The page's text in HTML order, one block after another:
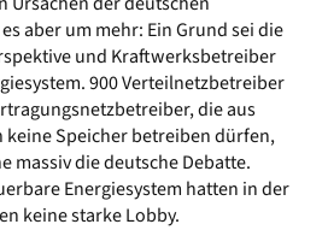
aber um mehr: Ein Grund sei die
und Kraftwerksbetreiber
900 Verteilnetzbetreiber
die aus
Speicher betreiben dürfen,
massiv die deutsche Debatte.
Energiesystem hatten in der
keine starke Lobby.